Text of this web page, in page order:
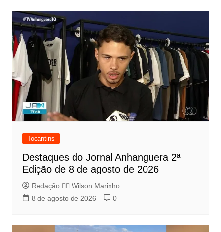
Tocantins
Destaques do Jornal Anhanguera 2ª
Edição de 8 de agosto de 2026
Redação 👨‍⚖️​ Wilson Marinho
8 de agosto de 2026
0